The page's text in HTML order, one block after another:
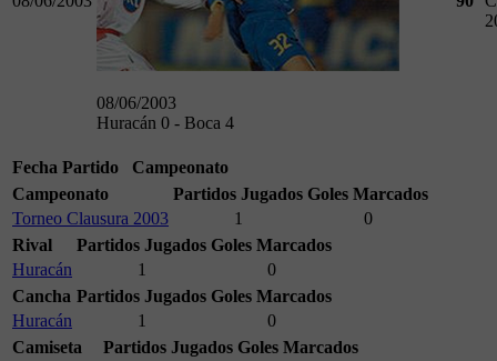
08/06/2003
Huracán 0 - Boca 4
Fecha Partido
Campeonato
Campeonato
Partidos Jugados Goles Marcados
Torneo Clausura 2003
1
0
Rival
Partidos Jugados Goles Marcados
Huracán
1
0
Cancha Partidos Jugados Goles Marcados
Huracán
1
0
Camiseta
Partidos Jugados Goles Marcados